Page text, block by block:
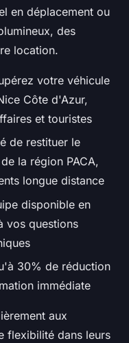
en déplacement ou
des
location.
votre véhicule
Côte d'Azur,
et touristes
de restituer le
la région PACA,
longue distance
disponible en
vos questions
30% de réduction
immédiate
aux
flexibilité dans leurs